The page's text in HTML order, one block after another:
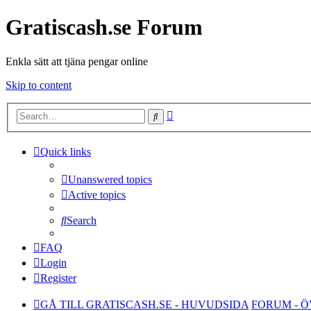
Gratiscash.se Forum
Enkla sätt att tjäna pengar online
Skip to content
Search
Quick links
Unanswered topics
Active topics
Search
FAQ
Login
Register
GÅ TILL GRATISCASH.SE - HUVUDSIDA FORUM -